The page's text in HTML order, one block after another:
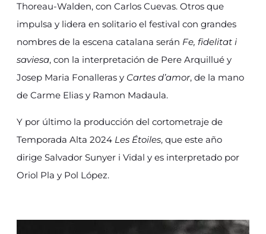
Thoreau-Walden, con Carlos Cuevas. Otros que
impulsa y lidera en solitario el festival con grandes
nombres de la escena catalana serán Fe, fidelitat i
saviesa, con la interpretación de Pere Arquillué y
Josep Maria Fonalleras y Cartes d’amor, de la mano
de Carme Elias y Ramon Madaula.
Y por último la producción del cortometraje de
Temporada Alta 2024 Les Étoiles, que este año
dirige Salvador Sunyer i Vidal y es interpretado por
Oriol Pla y Pol López.